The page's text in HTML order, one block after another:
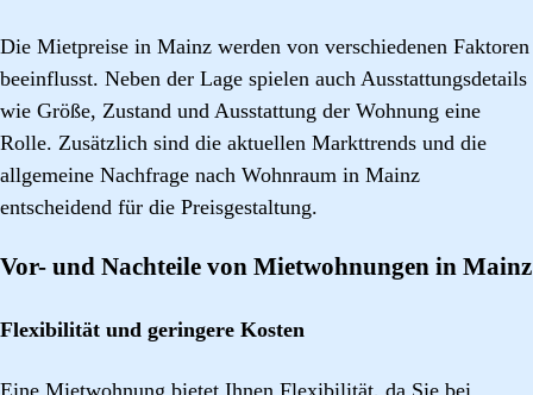
Die Mietpreise in Mainz werden von verschiedenen Faktoren
beeinflusst. Neben der Lage spielen auch Ausstattungsdetails
wie Größe, Zustand und Ausstattung der Wohnung eine
Rolle. Zusätzlich sind die aktuellen Markttrends und die
allgemeine Nachfrage nach Wohnraum in Mainz
entscheidend für die Preisgestaltung.
Vor- und Nachteile von Mietwohnungen in Mainz
Flexibilität und geringere Kosten